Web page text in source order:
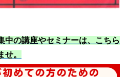
中の講座やセミナーは、こちら
せ。